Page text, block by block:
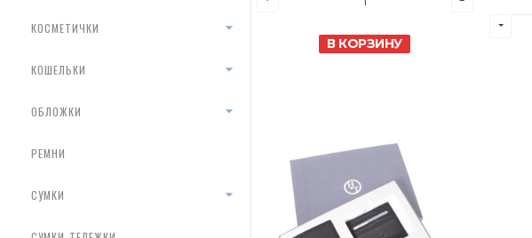
КОСМЕТИЧКИ
КОШЕЛЬКИ
ОБЛОЖКИ
РЕМНИ
СУМКИ
В КОРЗИНУ